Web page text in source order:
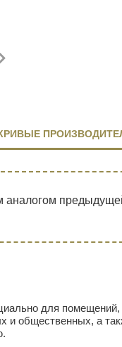
для
и общественных, а